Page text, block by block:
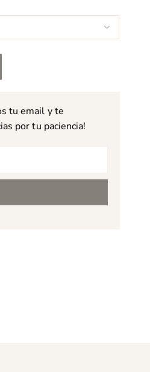

tu email y te
por tu paciencia!